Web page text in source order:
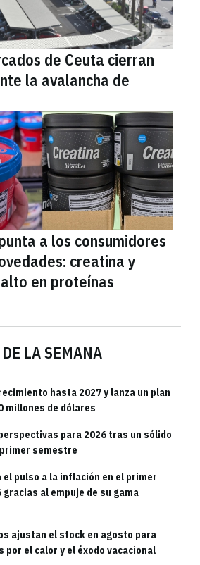
LA SEMANA
hasta 2027 y lanza un plan
millones de dólares
para 2026 tras un sólido
semestre
el pulso a la inflación en el primer
al empuje de su gama
ajustan el stock en agosto para
por el calor y el éxodo vacacional
de Ceuta cierran
la avalancha de
a los consumidores
creatina y
en proteínas